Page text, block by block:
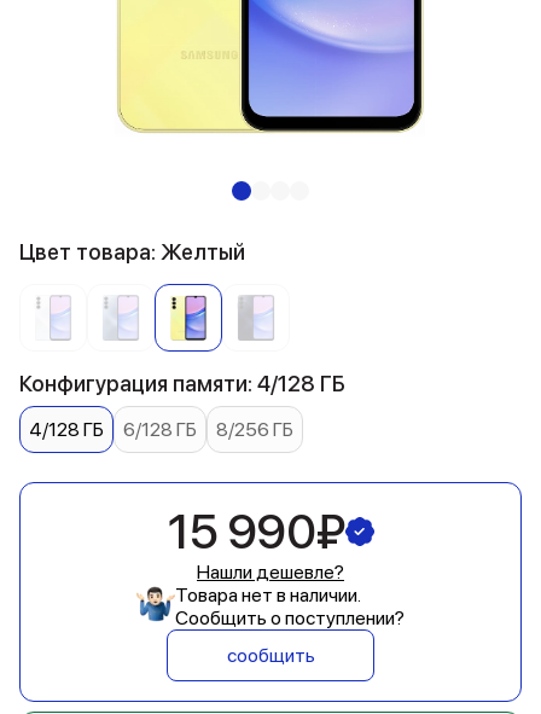
Цвет товара: Желтый
Конфигурация памяти: 4/128 ГБ
4/128 ГБ 6/128 ГБ 8/256 ГБ
15 990₽
Нашли дешевле?
Товара нет в наличии.
Сообщить о поступлении?
сообщить